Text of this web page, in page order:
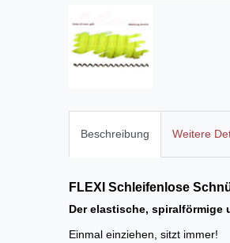
Beschreibung Weitere
FLEXI Schleifenlose
Der elastische,
Einmal einziehen, sitzt immer!